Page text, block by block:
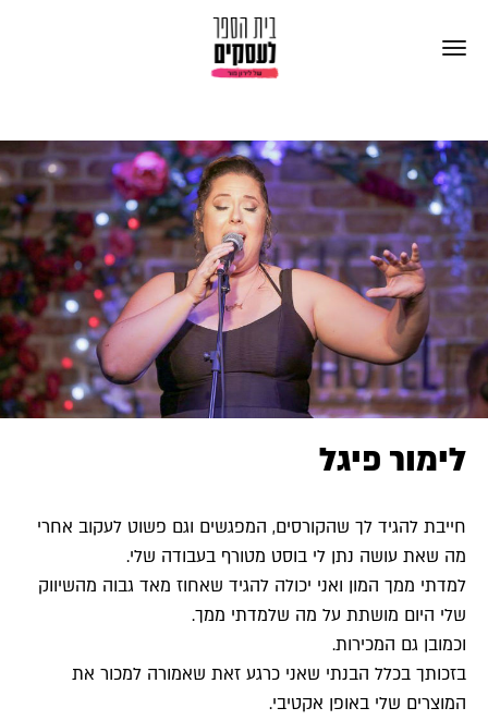
לימור פיגל
חייבת להגיד לך שהקורסים, המפגשים וגם פשוט לעקוב אחרי
מה שאת עושה נתן לי בוסט מטורף בעבודה שלי.
למדתי ממך המון ואני יכולה להגיד שאחוז מאד גבוה מהשיווק
שלי היום מושתת על מה שלמדתי ממך.
וכמובן גם המכירות.
בזכותך בכלל הבנתי שאני כרגע זאת שאמורה למכור את
המוצרים שלי באופן אקטיבי.